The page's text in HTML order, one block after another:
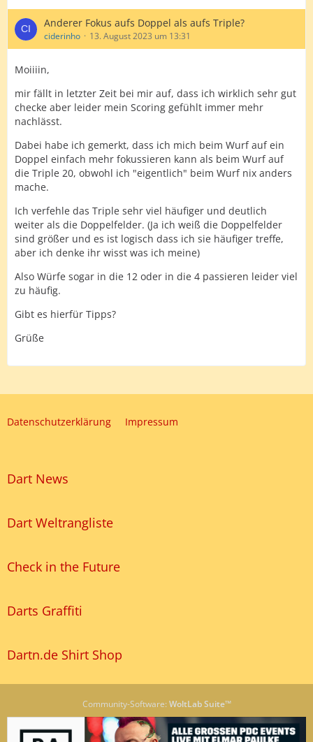
Anderer Fokus aufs Doppel als aufs Triple?
ciderinho 13. August 2023 um 13:31
Moiiiin,
mir fällt in letzter Zeit bei mir auf, dass ich wirklich sehr gut
checke aber leider mein Scoring gefühlt immer mehr
nachlässt.
Dabei habe ich gemerkt, dass ich mich beim Wurf auf ein
Doppel einfach mehr fokussieren kann als beim Wurf auf
die Triple 20, obwohl ich "eigentlich" beim Wurf nix anders
mache.
Ich verfehle das Triple sehr viel häufiger und deutlich
weiter als die Doppelfelder. (Ja ich weiß die Doppelfelder
sind größer und es ist logisch dass ich sie häufiger treffe,
aber ich denke ihr wisst was ich meine)
Also Würfe sogar in die 12 oder in die 4 passieren leider viel
zu häufig.
Gibt es hierfür Tipps?
Grüße
Datenschutzerklärung Impressum
Dart News
Dart Weltrangliste
Check in the Future
Darts Graffiti
Dartn.de Shirt Shop
Community-Software: WoltLab Suite™